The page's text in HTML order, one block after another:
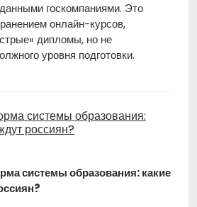
госкомпаниями. Это
онлайн-курсов,
дипломы, но не
уровня подготовки.
системы образования:
россиян?
системы образования: какие